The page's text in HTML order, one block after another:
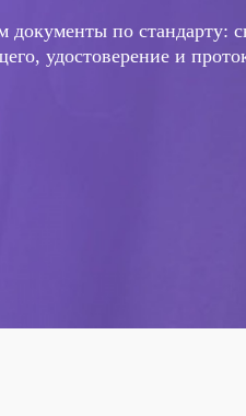
документы по стандарту:
удостоверение и